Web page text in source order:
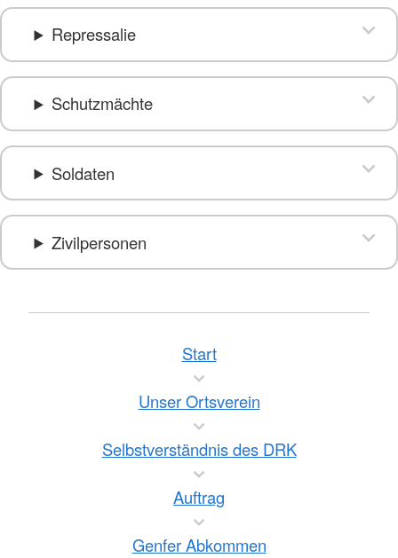
Repressalie
Schutzmächte
Soldaten
Zivilpersonen
Start
Unser Ortsverein
Selbstverständnis des DRK
Auftrag
Genfer Abkommen